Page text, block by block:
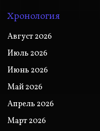
Хронология
Август 2026
Июль 2026
Июнь 2026
Май 2026
Апрель 2026
Март 2026